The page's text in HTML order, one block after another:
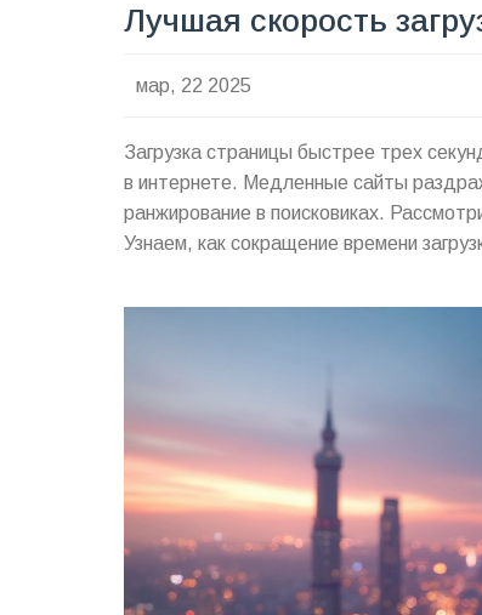
Лучшая скорость
мар, 22 2025
Загрузка страницы быстрее трех
в интернете. Медленные сайты
ранжирование в поисковиках.
Узнаем, как сокращение времени